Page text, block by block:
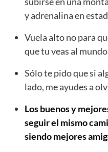
y adrenalina en
Vuela alto no para
que tu veas al
Sólo te pido que si
lado, me ayudes a
Los buenos y
seguir el mismo
siendo mejores